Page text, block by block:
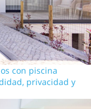
con piscina
privacidad y